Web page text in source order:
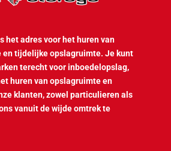
het adres voor het huren van
en tijdelijke opslagruimte. Je kunt
terecht voor inboedelopslag,
huren van opslagruimte en
klanten, zowel particulieren als
vanuit de wijde omtrek te